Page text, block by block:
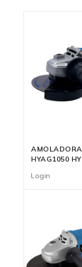
HYAG1050
Login